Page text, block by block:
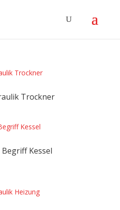
Trockner
Kessel